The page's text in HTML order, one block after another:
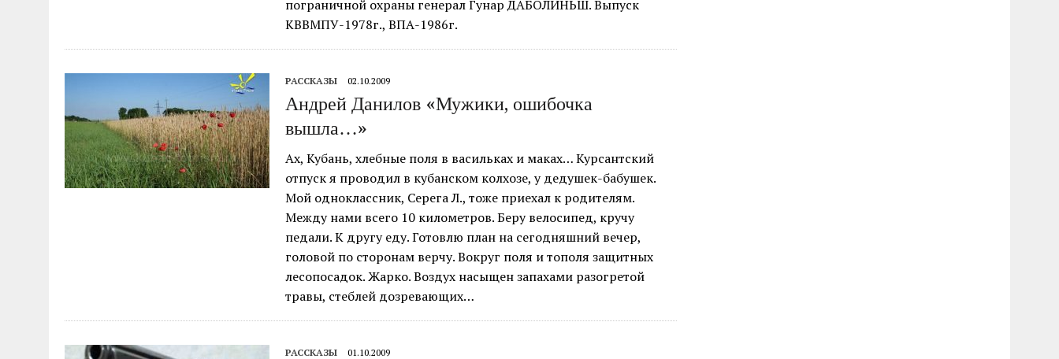
пограничной охраны генерал Гунар ДАБОЛИНЬШ. Выпуск
КВВМПУ-1978г., ВПА-1986г.
РАССКАЗЫ 02.10.2009
Андрей Данилов «Мужики, ошибочка
вышла…»
Ах, Кубань, хлебные поля в васильках и маках… Курсантский
отпуск я проводил в кубанском колхозе, у дедушек-бабушек.
Мой одноклассник, Серега Л., тоже приехал к родителям.
Между нами всего 10 километров. Беру велосипед, кручу
педали. К другу еду. Готовлю план на сегодняшний вечер,
головой по сторонам верчу. Вокруг поля и тополя защитных
лесопосадок. Жарко. Воздух насыщен запахами разогретой
травы, стеблей дозревающих…
РАССКАЗЫ 01.10.2009